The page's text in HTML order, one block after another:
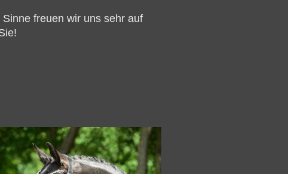
freuen wir uns sehr auf